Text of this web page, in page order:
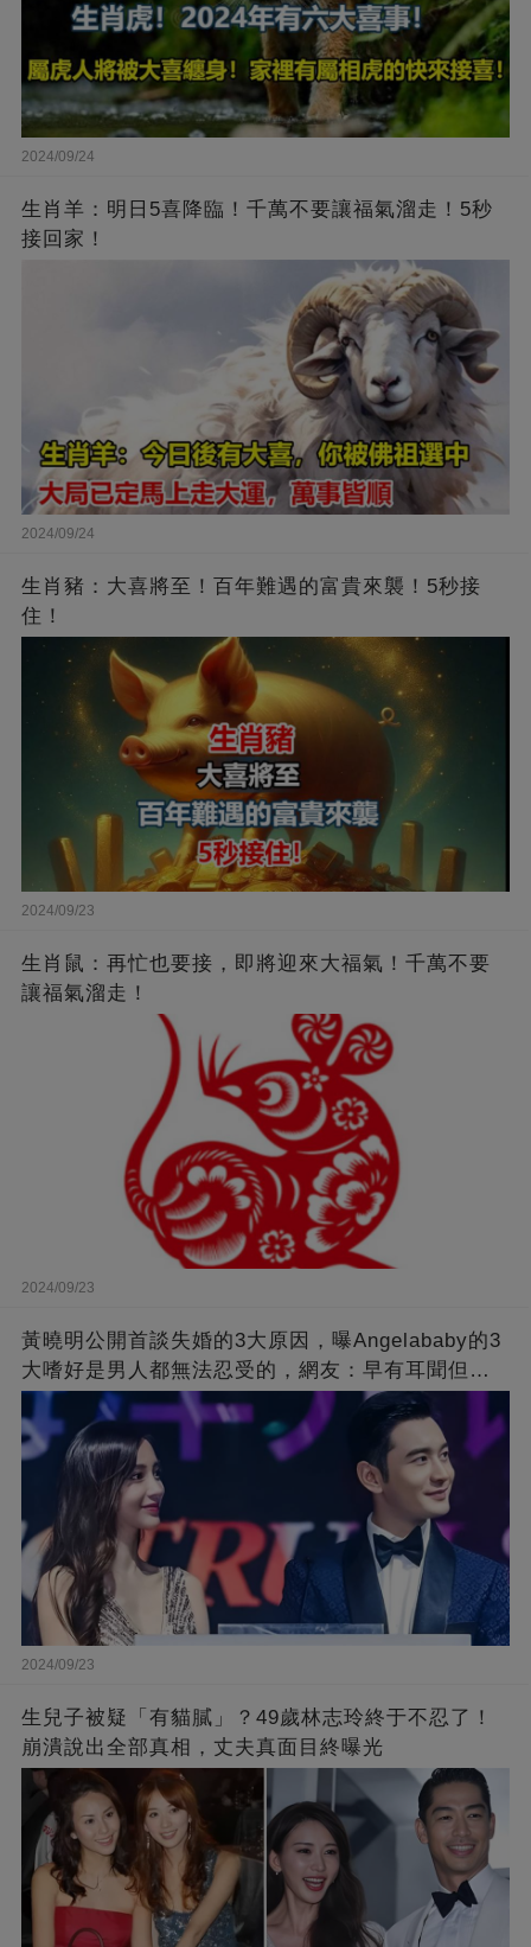
2024/09/24
生肖羊：明日5喜降臨！千萬不要讓福氣溜走！5秒
接回家！
2024/09/24
生肖豬：大喜將至！百年難遇的富貴來襲！5秒接
住！
2024/09/23
生肖鼠：再忙也要接，即將迎來大福氣！千萬不要
讓福氣溜走！
2024/09/23
黃曉明公開首談失婚的3大原因，曝Angelababy的3
大嗜好是男人都無法忍受的，網友：早有耳聞但想
不到那麼嚴重！
2024/09/23
生兒子被疑「有貓膩」？49歲林志玲終于不忍了！
崩潰說出全部真相，丈夫真面目終曝光